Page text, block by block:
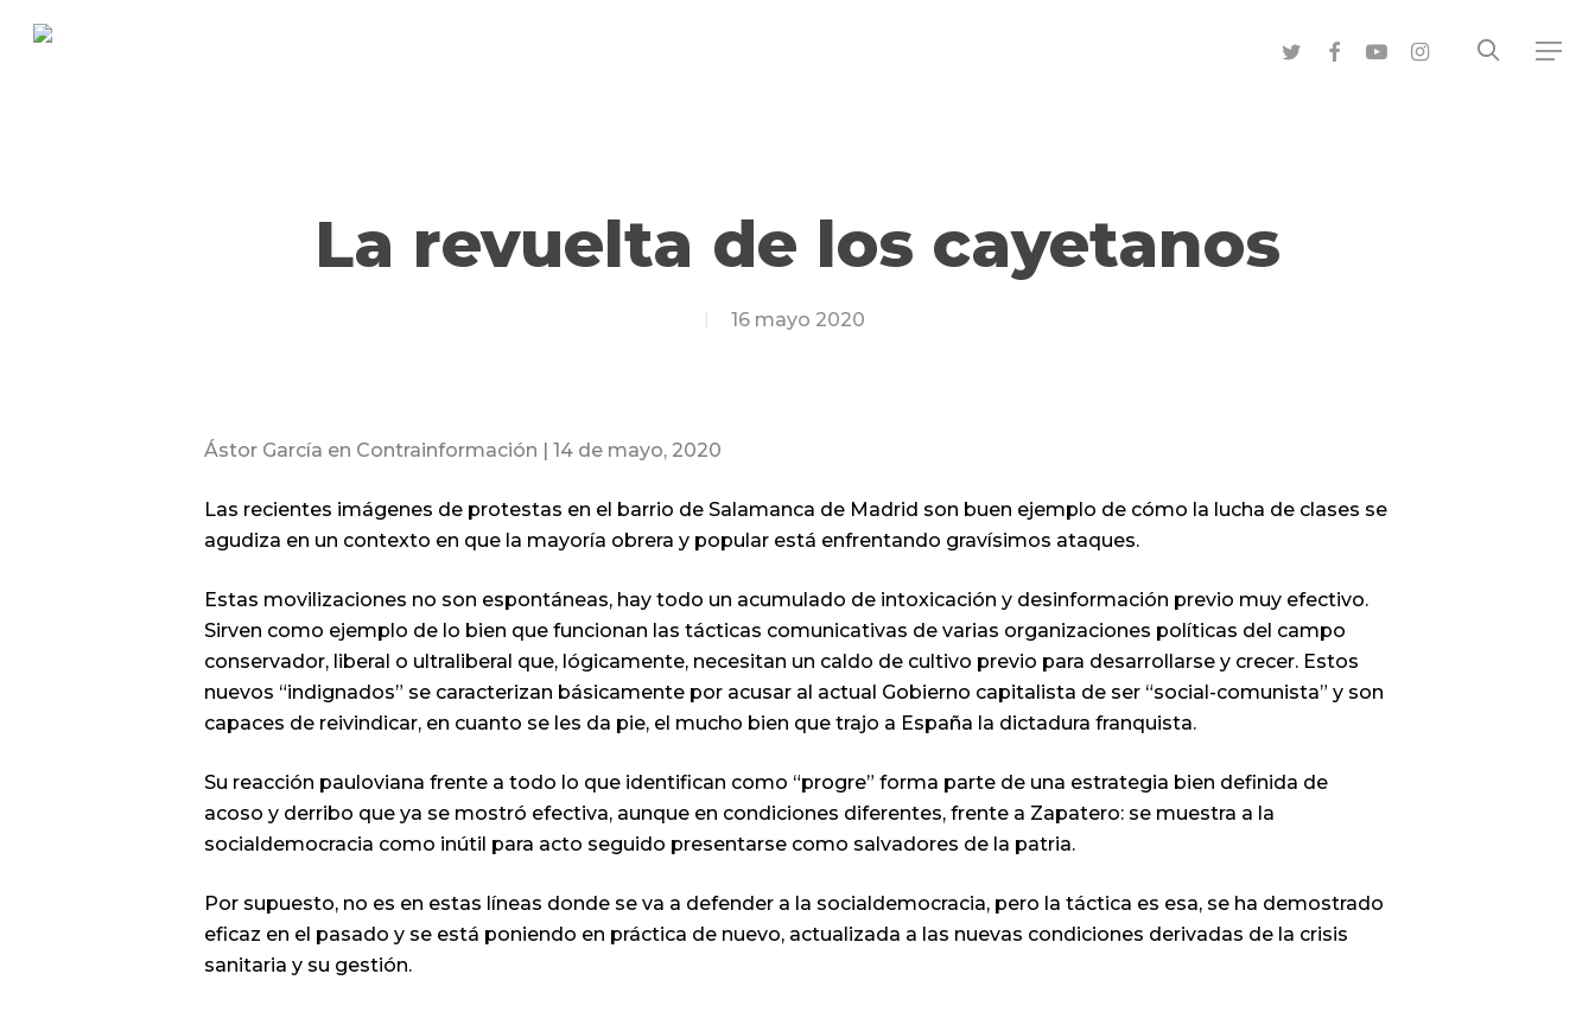
Hit enter to search or ESC to close
Menu
twitter facebookyoutubeinstagram search
La revuelta de los cayetanos
16 mayo 2020
Ástor García en Contrainformación | 14 de mayo, 2020
Las recientes imágenes de protestas en el barrio de Salamanca de Madrid son buen ejemplo de cómo la lucha de clases se
agudiza en un contexto en que la mayoría obrera y popular está enfrentando gravísimos ataques.
Estas movilizaciones no son espontáneas, hay todo un acumulado de intoxicación y desinformación previo muy efectivo.
Sirven como ejemplo de lo bien que funcionan las tácticas comunicativas de varias organizaciones políticas del campo
conservador, liberal o ultraliberal que, lógicamente, necesitan un caldo de cultivo previo para desarrollarse y crecer. Estos
nuevos “indignados” se caracterizan básicamente por acusar al actual Gobierno capitalista de ser “social-comunista” y son
capaces de reivindicar, en cuanto se les da pie, el mucho bien que trajo a España la dictadura franquista.
Su reacción pauloviana frente a todo lo que identifican como “progre” forma parte de una estrategia bien definida de
acoso y derribo que ya se mostró efectiva, aunque en condiciones diferentes, frente a Zapatero: se muestra a la
socialdemocracia como inútil para acto seguido presentarse como salvadores de la patria.
Por supuesto, no es en estas líneas donde se va a defender a la socialdemocracia, pero la táctica es esa, se ha demostrado
eficaz en el pasado y se está poniendo en práctica de nuevo, actualizada a las nuevas condiciones derivadas de la crisis
sanitaria y su gestión.